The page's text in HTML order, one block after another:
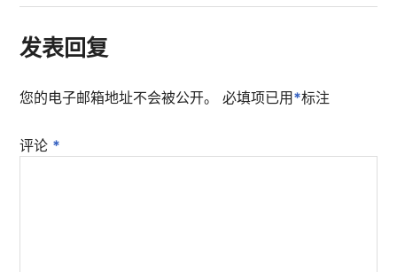
发表回复
您的电子邮箱地址不会被公开。 必填项已用*标注
评论 *